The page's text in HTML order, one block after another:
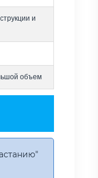
и
объем